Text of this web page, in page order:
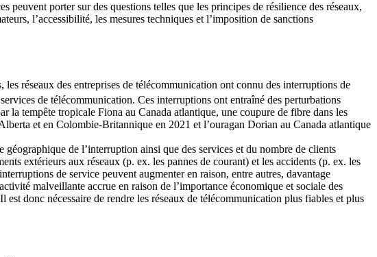
peuvent porter sur des questions telles que les principes de résilience des réseaux,
l’accessibilité, les mesures techniques et l’imposition de sanctions
réseaux des entreprises de télécommunication ont connu des interruptions de
de télécommunication. Ces interruptions ont entraîné des perturbations
la tempête tropicale Fiona au Canada atlantique, une coupure de fibre dans les
et en Colombie-Britannique en 2021 et l’ouragan Dorian au Canada atlantique
de l’interruption ainsi que des services et du nombre de clients
extérieurs aux réseaux (p. ex. les pannes de courant) et les accidents (p. ex. les
de service peuvent augmenter en raison, entre autres, davantage
malveillante accrue en raison de l’importance économique et sociale des
donc nécessaire de rendre les réseaux de télécommunication plus fiables et plus